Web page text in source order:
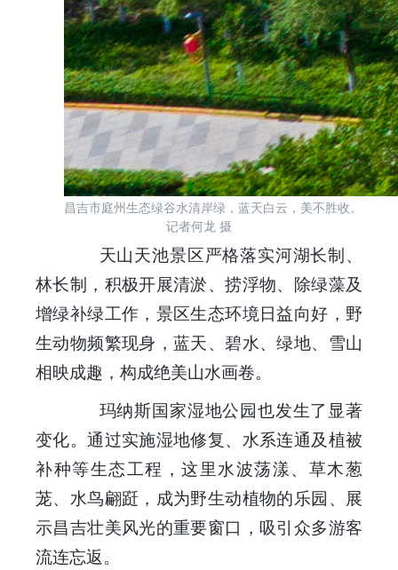
昌吉市庭州生态绿谷水清岸绿，蓝天白云，美不胜收。
记者何龙 摄
天山天池景区严格落实河湖长制、
林长制，积极开展清淤、捞浮物、除绿藻及
增绿补绿工作，景区生态环境日益向好，野
生动物频繁现身，蓝天、碧水、绿地、雪山
相映成趣，构成绝美山水画卷。
玛纳斯国家湿地公园也发生了显著
变化。通过实施湿地修复、水系连通及植被
补种等生态工程，这里水波荡漾、草木葱
茏、水鸟翩跹，成为野生动植物的乐园、展
示昌吉壮美风光的重要窗口，吸引众多游客
流连忘返。